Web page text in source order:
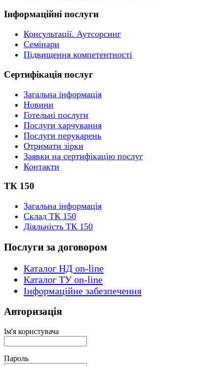
Інформаційні послуги
Консультації. Аутсорсинг
Семінари
Підвищення компетентності
Сертифікація послуг
Загальна інформація
Новини
Готельні послуги
Послуги харчування
Послуги перукарень
Отримати зірки
Заявки на сертифікацію послуг
Контакти
ТК 150
Загальна інформація
Склад ТК 150
Діяльність ТК 150
Послуги за договором
Каталог НД on-line
Каталог ТУ on-line
Інформаційне забезпечення
Авторизація
Ім'я користувача
Пароль